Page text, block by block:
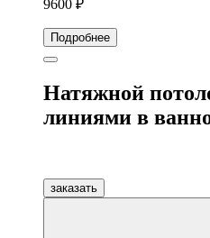
9600 ₽
Подробнее
Натяжной
линиями в
заказать